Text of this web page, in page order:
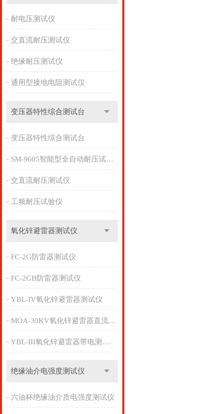
耐电压测试仪
交直流耐压测试仪
绝缘耐压测试仪
通用型接地电阻测试仪
变压器特性综合测试台
变压器特性综合测试台
SM-9605智能型全自动耐压试验仪
交直流耐压测试仪
工频耐压试验仪
氧化锌避雷器测试仪
FC-2G防雷器测试仪
FC-2GB防雷器测试仪
YBL-IV氧化锌避雷器测试仪
MOA-30KV氧化锌避雷器直流参数检测仪
YBL-III氧化锌避雷器带电测试仪
绝缘油介电强度测试仪
六油杯绝缘油介质电强度测试仪